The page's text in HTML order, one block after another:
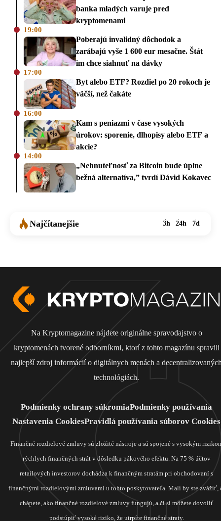
banka mladých varuje pred
kryptomenami
19:00
Poberajú invalidný dôchodok a
zarábajú vyše 1 600 eur mesačne. Štát
im chce siahnuť na dávky
17:00
Byt alebo ETF? Rozdiel po 20 rokoch je
väčší, než čakáte
16:00
Kam s peniazmi v čase vysokých
úrokov: sporenie, dlhopisy alebo ETF a
akcie?
14:00
„Nehnuteľnosť za Bitcoin bude úplne
bežná alternatíva,” tvrdí Dávid Kokavec
Najčítanejšie 3h 24h 7d
Na Kryptomagazine nájdete originálne spravodajstvo o
kryptomenách tvorené odborníkmi, ktorí z tohto magazínu spravili
najlepší zdroj informácií o digitálnych menách a
technológiách.
Podmienky ochrany súkromiaPodmienky používania
Nastavenia CookiesPravidlá používania súborov Cookies
Finančné rozdielové zmluvy sú zložité nástroje a sú spojené s vysokým
rýchlych finančných strát v dôsledku pákového efektu. Na 75 % účtov
retailových investorov dochádza k finančným stratám pri obchodovaní s
finančnými rozdielovými zmluvami u tohto poskytovateľa. Mali by ste zvážiť,
chápete, ako finančné rozdielové zmluvy fungujú, a či si môžete dovoliť
podstúpiť vysoké riziko, že utrpíte finančné straty.